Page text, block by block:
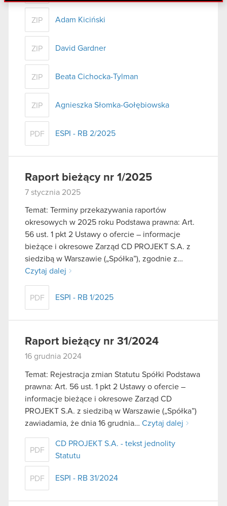
danymi otrzymanymi od Ciebie lub uzyskanymi
podczas korzystania z ich usług. Kontynuując
używanie plików cookie.
ZIP Adam Kiciński
ZIP David Gardner
ZIP Beata Cichocka-Tylman
ZIP Agnieszka Słomka-Gołębiowska
PDF ESPI - RB 2/2025
Raport bieżący nr 1/2025
7 stycznia 2025
Temat: Terminy przekazywania raportów
okresowych w 2025 roku Podstawa prawna: Art.
56 ust. 1 pkt 2 Ustawy o ofercie – informacje
bieżące i okresowe Zarząd CD PROJEKT S.A. z
siedzibą w Warszawie („Spółka”), zgodnie z…
Czytaj dalej
PDF ESPI - RB 1/2025
Raport bieżący nr 31/2024
16 grudnia 2024
Temat: Rejestracja zmian Statutu Spółki Podstawa
prawna: Art. 56 ust. 1 pkt 2 Ustawy o ofercie –
informacje bieżące i okresowe Zarząd CD
PROJEKT S.A. z siedzibą w Warszawie („Spółka”)
zawiadamia, że dnia 16 grudnia… Czytaj dalej
PDF
CD PROJEKT S.A. - tekst jednolity
Statutu
PDF ESPI - RB 31/2024